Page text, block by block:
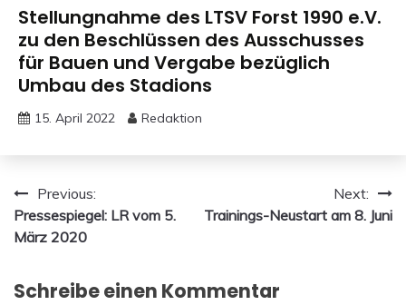
Stellungnahme des LTSV Forst 1990 e.V.
zu den Beschlüssen des Ausschusses
für Bauen und Vergabe bezüglich
Umbau des Stadions
15. April 2022 Redaktion
Beitragsnavigation
Previous:
Pressespiegel: LR vom 5.
März 2020
Next:
Trainings-Neustart am 8. Juni
Schreibe einen Kommentar